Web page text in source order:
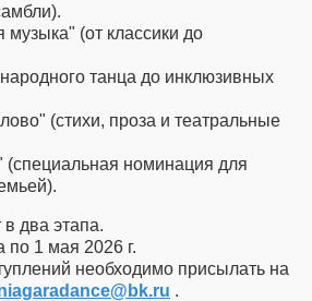
(от классики до
танца до инклюзивных
(стихи, проза и театральные
номинация для
два этапа.
1 мая 2026 г.
необходимо присылать на
@ ​bk.ru .